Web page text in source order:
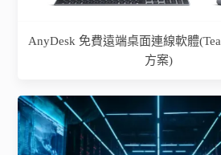
AnyDesk 免費遠端桌面連線軟體
方案)